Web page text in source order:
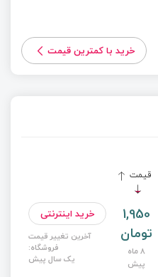
خرید با کمترین قیمت
قیمت
1,950
تومان
8 ماه
پیش
خرید اینترنتی
آخرین تغییر قیمت
فروشگاه:
یک سال پیش